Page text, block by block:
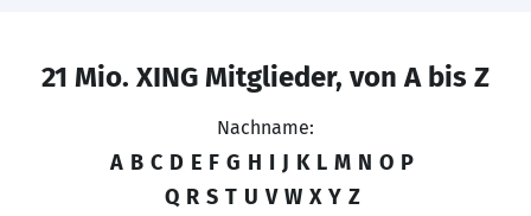
21 Mio. XING Mitglieder, von A bis Z
Nachname:
A B C D E F G H I J K L M N O P
Q R S T U V W X Y Z